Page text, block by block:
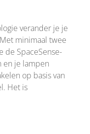
verander je je
minimaal twee
de SpaceSense-
en je lampen
op basis van
Het is